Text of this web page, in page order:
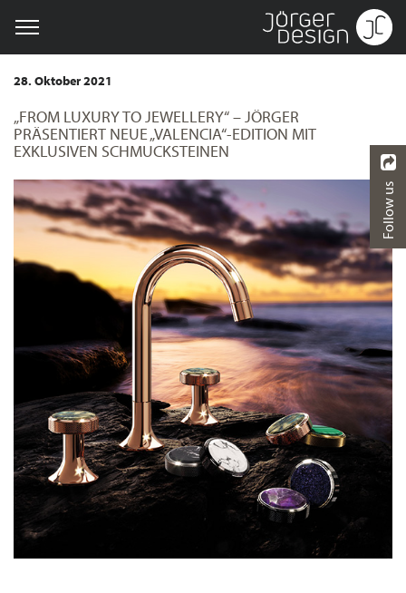
28. Oktober 2021
„FROM LUXURY TO JEWELLERY“ – JÖRGER
PRÄSENTIERT NEUE „VALENCIA“-EDITION MIT
EXKLUSIVEN SCHMUCKSTEINEN
Follow us